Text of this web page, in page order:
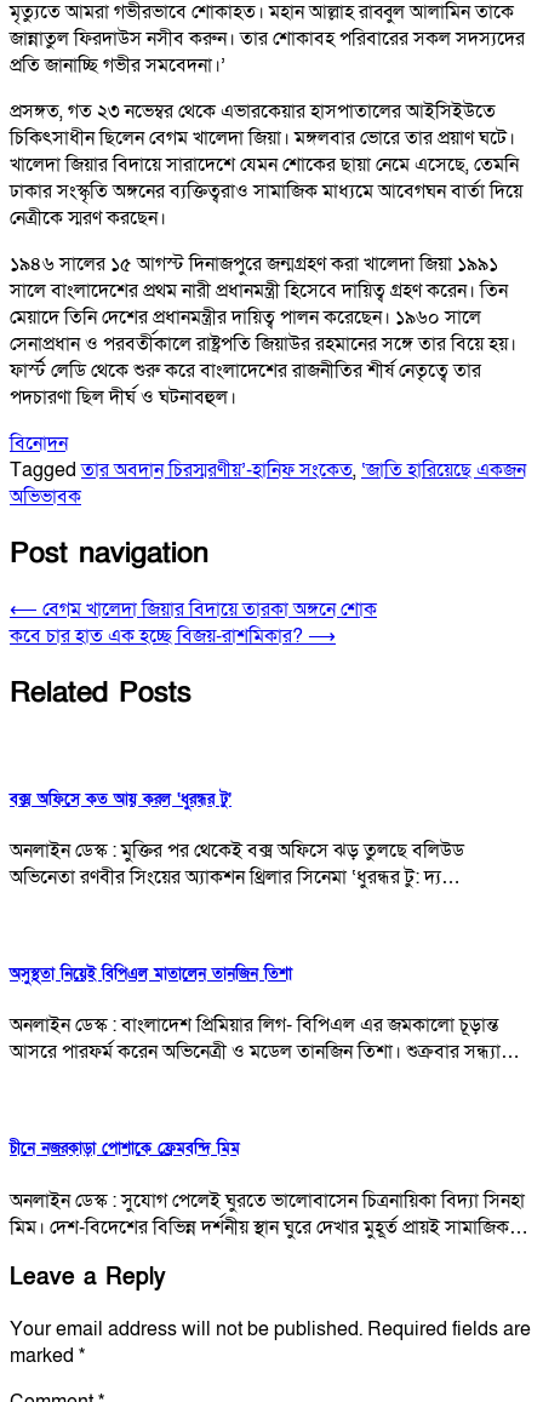
মৃত্যুতে আমরা গভীরভাবে শোকাহত। মহান আল্লাহ রাব্বুল আলামিন তাকে
জান্নাতুল ফিরদাউস নসীব করুন। তার শোকাবহ পরিবারের সকল সদস্যদের
প্রতি জানাচ্ছি গভীর সমবেদনা।’
প্রসঙ্গত, গত ২৩ নভেম্বর থেকে এভারকেয়ার হাসপাতালের আইসিইউতে
চিকিৎসাধীন ছিলেন বেগম খালেদা জিয়া। মঙ্গলবার ভোরে তার প্রয়াণ ঘটে।
খালেদা জিয়ার বিদায়ে সারাদেশে যেমন শোকের ছায়া নেমে এসেছে, তেমনি
ঢাকার সংস্কৃতি অঙ্গনের ব্যক্তিত্বরাও সামাজিক মাধ্যমে আবেগঘন বার্তা দিয়ে
নেত্রীকে স্মরণ করছেন।
১৯৪৬ সালের ১৫ আগস্ট দিনাজপুরে জন্মগ্রহণ করা খালেদা জিয়া ১৯৯১
সালে বাংলাদেশের প্রথম নারী প্রধানমন্ত্রী হিসেবে দায়িত্ব গ্রহণ করেন। তিন
মেয়াদে তিনি দেশের প্রধানমন্ত্রীর দায়িত্ব পালন করেছেন। ১৯৬০ সালে
সেনাপ্রধান ও পরবর্তীকালে রাষ্ট্রপতি জিয়াউর রহমানের সঙ্গে তার বিয়ে হয়।
ফার্স্ট লেডি থেকে শুরু করে বাংলাদেশের রাজনীতির শীর্ষ নেতৃত্বে তার
পদচারণা ছিল দীর্ঘ ও ঘটনাবহুল।
বিনোদন
Taggedতার অবদান চিরস্মরণীয়’-হানিফ সংকেত, ‘জাতি হারিয়েছে একজন
অভিভাবক
Post navigation
⟵ বেগম খালেদা জিয়ার বিদায়ে তারকা অঙ্গনে শোক
কবে চার হাত এক হচ্ছে বিজয়-রাশমিকার? ⟶
Related Posts
বক্স অফিসে কত আয় করল ‘ধুরন্ধর টু’
অনলাইন ডেস্ক : মুক্তির পর থেকেই বক্স অফিসে ঝড় তুলছে বলিউড
অভিনেতা রণবীর সিংয়ের অ্যাকশন থ্রিলার সিনেমা ‘ধুরন্ধর টু: দ্য…
অসুস্থতা নিয়েই বিপিএল মাতালেন তানজিন তিশা
অনলাইন ডেস্ক : বাংলাদেশ প্রিমিয়ার লিগ- বিপিএল এর জমকালো চূড়ান্ত
আসরে পারফর্ম করেন অভিনেত্রী ও মডেল তানজিন তিশা। শুক্রবার সন্ধ্যা…
চীনে নজরকাড়া পোশাকে ফ্রেমবন্দি মিম
অনলাইন ডেস্ক : সুযোগ পেলেই ঘুরতে ভালোবাসেন চিত্রনায়িকা বিদ্যা সিনহা
মিম। দেশ-বিদেশের বিভিন্ন দর্শনীয় স্থান ঘুরে দেখার মুহূর্ত প্রায়ই সামাজিক…
Leave a Reply
Your email address will not be published. Required fields are
marked *